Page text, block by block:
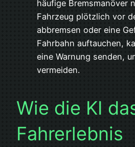
häufige Bremsmanöver
Fahrzeug plötzlich vor
abbremsen oder eine
Fahrbahn auftauchen,
eine Warnung senden,
vermeiden.
Wie die KI
Fahrerlebnis